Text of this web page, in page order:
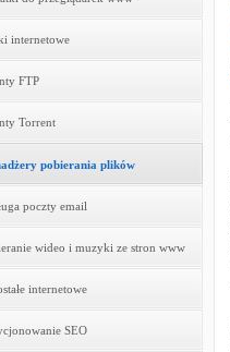
internetowe
FTP
Torrent
pobierania plików
poczty email
wideo i muzyki ze stron www
internetowe
SEO